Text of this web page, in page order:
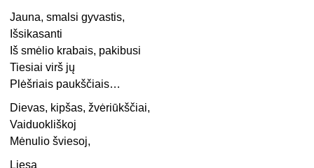
Jauna, smalsi gyvastis,
Išsikasanti
Iš smėlio krabais, pakibusi
Tiesiai virš jų
Plėšriais paukščiais…
Dievas, kipšas, žvėriūkščiai,
Vaiduokliškoj
Mėnulio šviesoj,
Liesa